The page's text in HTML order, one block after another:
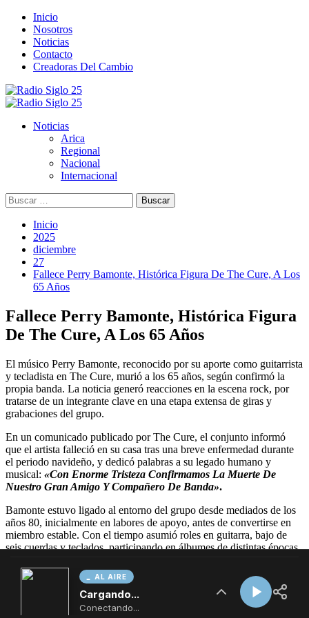
AL AIRE
Cargando...
Conectando...